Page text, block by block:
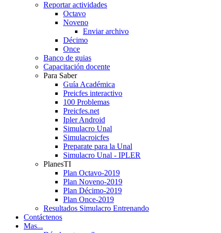
Reportar actividades
Octavo
Noveno
Enviar archivo
Décimo
Once
Banco de guias
Capacitación docente
Para Saber
Guía Académica
Preicfes interactivo
100 Problemas
Preicfes.net
Ipler Android
Simulacro Unal
Simulacroicfes
Preparate para la Unal
Simulacro Unal - IPLER
PlanesTI
Plan Octavo-2019
Plan Noveno-2019
Plan Décimo-2019
Plan Once-2019
Resultados Simulacro Entrenando
Contáctenos
Mas...